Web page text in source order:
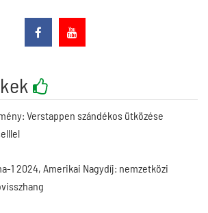
Verstappen szándékos ütközése
1 2024, Amerikai Nagydíj: nemzetközi